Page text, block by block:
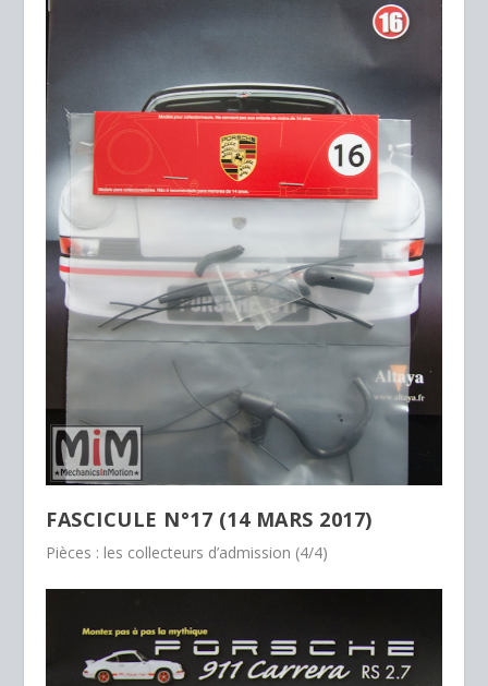
FASCICULE N°17 (14 MARS 2017)
Pièces : les collecteurs d’admission (4/4)